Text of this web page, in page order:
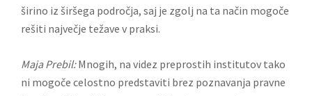
širino iz širšega področja, saj je zgolj na ta način mogoče
rešiti največje težave v praksi.
Maja Prebil:Mnogih, na videz preprostih institutov tako
ni mogoče celostno predstaviti brez poznavanja pravne